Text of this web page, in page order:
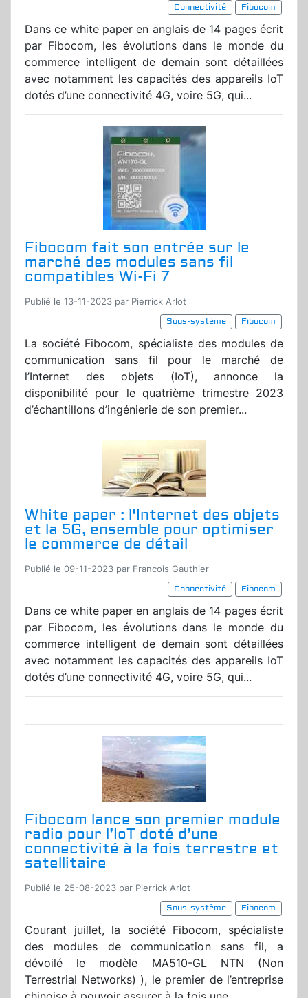
Connectivité
Fibocom
Dans ce white paper en anglais de 14 pages écrit
par Fibocom, les évolutions dans le monde du
commerce intelligent de demain sont détaillées
avec notamment les capacités des appareils IoT
dotés d’une connectivité 4G, voire 5G, qui...
Fibocom fait son entrée sur le
marché des modules sans fil
compatibles Wi-Fi 7
Publié le 13-11-2023 par Pierrick Arlot
Sous-système
Fibocom
La société Fibocom, spécialiste des modules de
communication sans fil pour le marché de
l’Internet des objets (IoT), annonce la
disponibilité pour le quatrième trimestre 2023
d’échantillons d’ingénierie de son premier...
White paper : l'Internet des objets
et la 5G, ensemble pour optimiser
le commerce de détail
Publié le 09-11-2023 par Francois Gauthier
Connectivité
Fibocom
Dans ce white paper en anglais de 14 pages écrit
par Fibocom, les évolutions dans le monde du
commerce intelligent de demain sont détaillées
avec notamment les capacités des appareils IoT
dotés d’une connectivité 4G, voire 5G, qui...
Fibocom lance son premier module
radio pour l’IoT doté d’une
connectivité à la fois terrestre et
satellitaire
Publié le 25-08-2023 par Pierrick Arlot
Sous-système
Fibocom
Courant juillet, la société Fibocom, spécialiste
des modules de communication sans fil, a
dévoilé le modèle MA510-GL NTN (Non
Terrestrial Networks) ), le premier de l’entreprise